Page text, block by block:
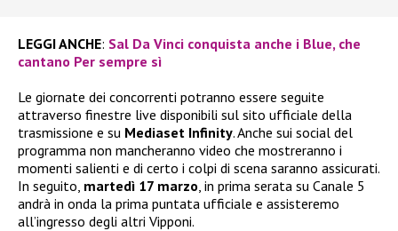
LEGGI ANCHE: Sal Da Vinci conquista anche i Blue, che
cantano Per sempre sì
Le giornate dei concorrenti potranno essere seguite
attraverso finestre live disponibili sul sito ufficiale della
trasmissione e su Mediaset Infinity. Anche sui social del
programma non mancheranno video che mostreranno i
momenti salienti e di certo i colpi di scena saranno assicurati.
In seguito, martedì 17 marzo , in prima serata su Canale 5
andrà in onda la prima puntata ufficiale e assisteremo
all’ingresso degli altri Vipponi.